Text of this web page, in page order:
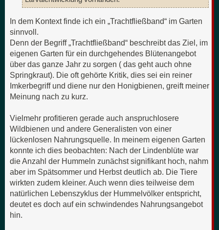
In dem Kontext finde ich ein „Trachtfließband“ im Garten
sinnvoll.
Denn der Begriff „Trachtfließband“ beschreibt das Ziel, im
eigenen Garten für ein durchgehendes Blütenangebot
über das ganze Jahr zu sorgen ( das geht auch ohne
Springkraut). Die oft gehörte Kritik, dies sei ein reiner
Imkerbegriff und diene nur den Honigbienen, greift meiner
Meinung nach zu kurz.
Vielmehr profitieren gerade auch anspruchlosere
Wildbienen und andere Generalisten von einer
lückenlosen Nahrungsquelle. In meinem eigenen Garten
konnte ich dies beobachten: Nach der Lindenblüte war
die Anzahl der Hummeln zunächst signifikant hoch, nahm
aber im Spätsommer und Herbst deutlich ab. Die Tiere
wirkten zudem kleiner. Auch wenn dies teilweise dem
natürlichen Lebenszyklus der Hummelvölker entspricht,
deutet es doch auf ein schwindendes Nahrungsangebot
hin.